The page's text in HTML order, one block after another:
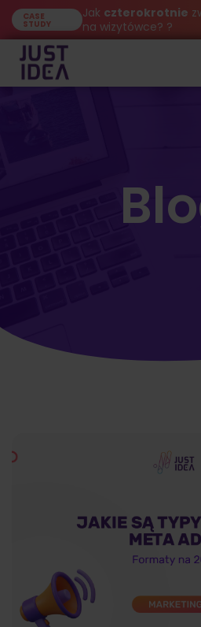
CASE
STUDY
Jak czterokrotnie
na wizytówce? ?